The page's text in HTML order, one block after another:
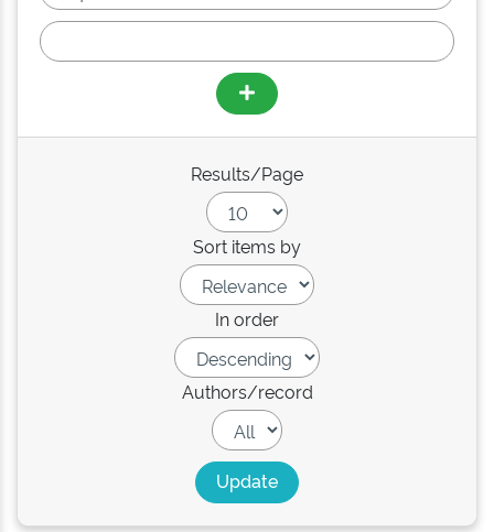
Results/Page
Sort items by
In order
Authors/record